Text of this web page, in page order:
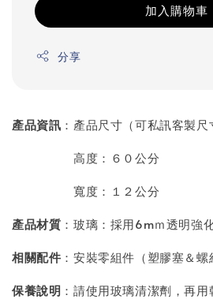
加入購物車
分享
產品資訊 ：產品尺寸（可私訊客製尺
高度：６０公分
寬度：１２公分
產品材質 ：玻璃：採用6mｍ透明強
相關配件 ：安裝零組件（塑膠塞＆螺
保養說明 ：請使用玻璃清潔劑，再用